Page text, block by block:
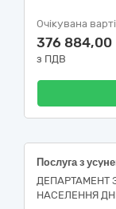
Очікувана
376 884,00
з ПДВ
ДЕПАРТАМЕНТ
НАСЕЛЕННЯ